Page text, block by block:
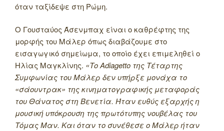
όταν ταξίδεψε στη Ρώμη.
Ο Γουσταύος Άσενμπαχ είναι ο καθρέφτης της
μορφής του Μάλερ όπως διαβάζουμε στο
εισαγωγικό σημείωμα, το οποίο έχει επιμεληθεί ο
Ηλίας Μαγκλίνης. «Το Adiagetto της Τέταρτης
Συμφωνίας του Μάλερ δεν υπήρξε μονάχα το
«σάουντρακ» της κινηματογραφικής μεταφοράς
του Θάνατος στη Βενετία. Ήταν ευθύς εξαρχής η
μουσική υπόκρουση της πρωτότυπης νουβέλας του
Τόμας Μαν. Και όταν το συνέθεσε ο Μάλερ ήταν